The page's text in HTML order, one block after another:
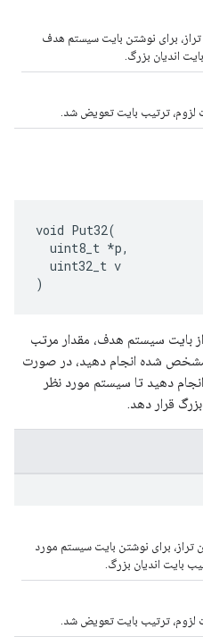
تراز، برای نوشتن بایت سیستم هدف
void Put32(
  uint8_t *p,
  uint32_t v
)
بایت سیستم هدف، مقدار مرتب
گر مشخص شده انجام دهید، در صورت
دهید تا سیستم مورد نظر
قرار دهد.
تراز، برای نوشتن بایت سیستم مورد